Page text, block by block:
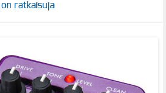
ratkaisuja